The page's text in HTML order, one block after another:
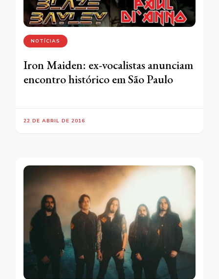
NOTÍCIAS
Iron Maiden: ex-vocalistas anunciam
encontro histórico em São Paulo
22 DE ABRIL DE 2016